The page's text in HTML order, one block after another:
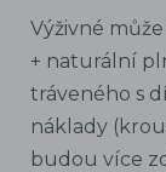
Výživné
+ naturální
tráveného s
náklady
budou více